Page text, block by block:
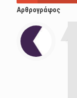
Αρθρογράφος